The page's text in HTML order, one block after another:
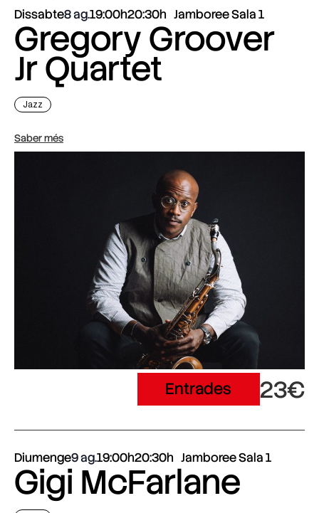
Dissabte8 ag.19:00h20:30h Jamboree Sala 1
Gregory Groover
Jr Quartet
Jazz
Saber més
Entrades 23€
Diumenge9 ag.19:00h20:30h Jamboree Sala 1
Gigi McFarlane